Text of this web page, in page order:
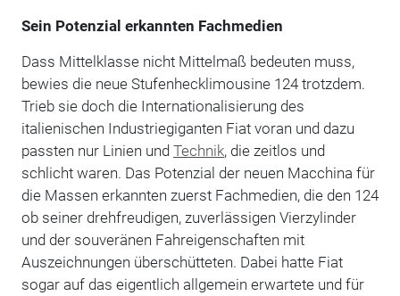
Sein Potenzial erkannten Fachmedien
Dass Mittelklasse nicht Mittelmaß bedeuten muss,
bewies die neue Stufenhecklimousine 124 trotzdem.
Trieb sie doch die Internationalisierung des
italienischen Industriegiganten Fiat voran und dazu
passten nur Linien und Technik, die zeitlos und
schlicht waren. Das Potenzial der neuen Macchina für
die Massen erkannten zuerst Fachmedien, die den 124
ob seiner drehfreudigen, zuverlässigen Vierzylinder
und der souveränen Fahreigenschaften mit
Auszeichnungen überschütteten. Dabei hatte Fiat
sogar auf das eigentlich allgemein erwartete und für